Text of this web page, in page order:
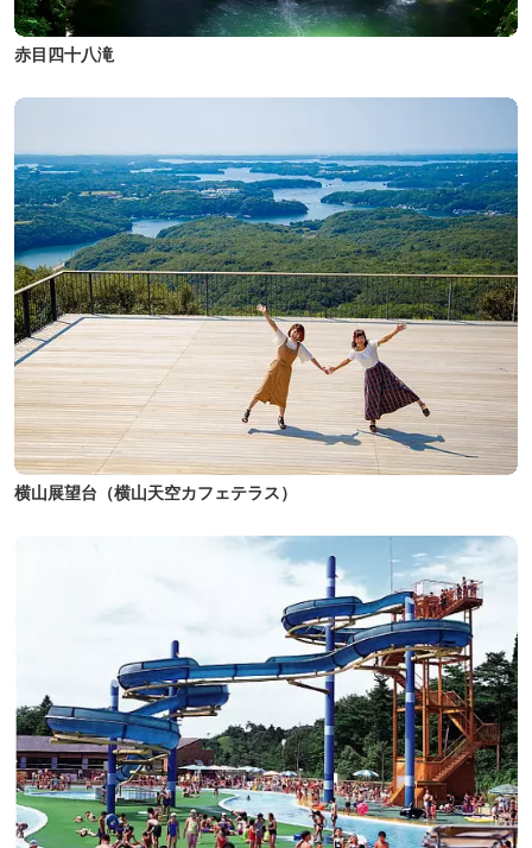
赤目四十八滝
横山展望台（横山天空カフェテラス）